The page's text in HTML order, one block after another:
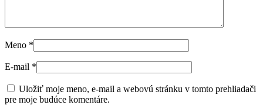
Meno *
E-mail *
Uložiť moje meno, e-mail a webovú stránku v tomto prehliadači
pre moje budúce komentáre.